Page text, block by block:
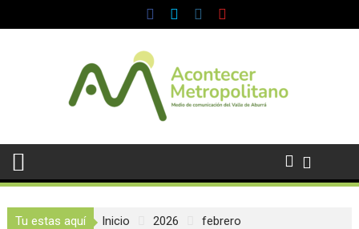
al
Tu estas aquí Inicio 2026 febrero